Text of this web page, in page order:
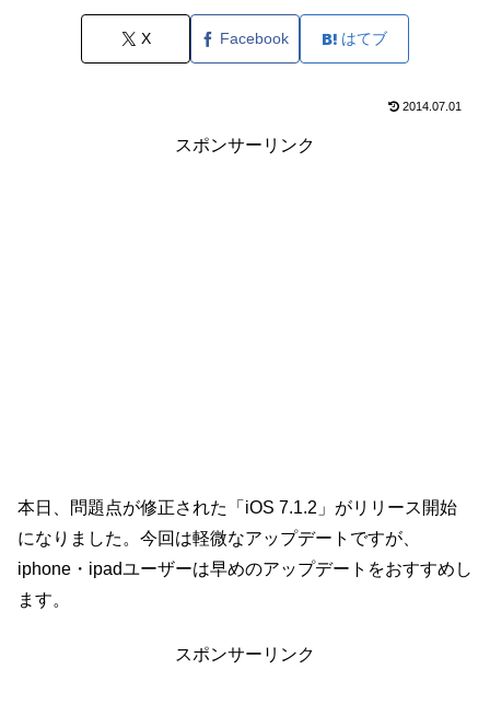
X Facebook はてブ
2014.07.01
スポンサーリンク
本日、問題点が修正された「iOS 7.1.2」がリリース開始
になりました。今回は軽微なアップデートですが、
iphone・ipadユーザーは早めのアップデートをおすすめし
ます。
スポンサーリンク